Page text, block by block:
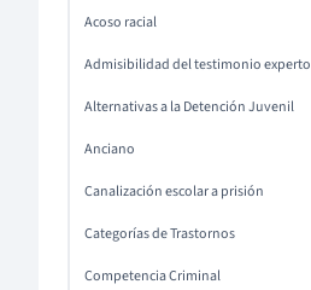
Acoso racial
Admisibilidad del testimonio experto
Alternativas a la Detención Juvenil
Anciano
Canalización escolar a prisión
Categorías de Trastornos
Competencia Criminal